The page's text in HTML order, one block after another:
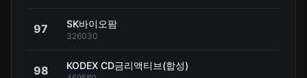
97 SK바이오팜
326030
98 KODEX CD금리액티브(합성)